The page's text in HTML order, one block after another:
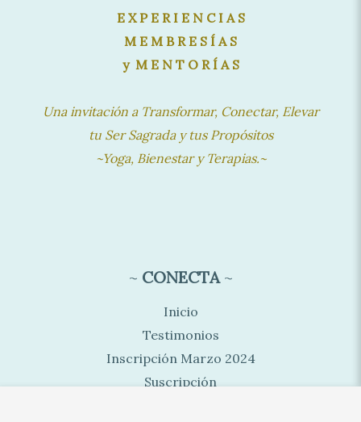
E X P E R I E N C I A S
M E M B R E S Í A S
y M E N T O R Í A S
Una invitación a Transformar, Conectar, Elevar
tu Ser Sagrada y tus Propósitos
~Yoga, Bienestar y Terapias.~
~ CONECTA~
Inicio
Testimonios
Inscripción Marzo 2024
Suscripción